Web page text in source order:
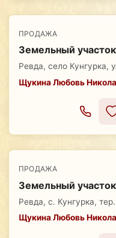
ПРОДАЖА
Земельный участок
Ревда, село Кунгурка,
Щукина Любовь
ПРОДАЖА
Земельный участок
Ревда, с. Кунгурка,
Щукина Любовь